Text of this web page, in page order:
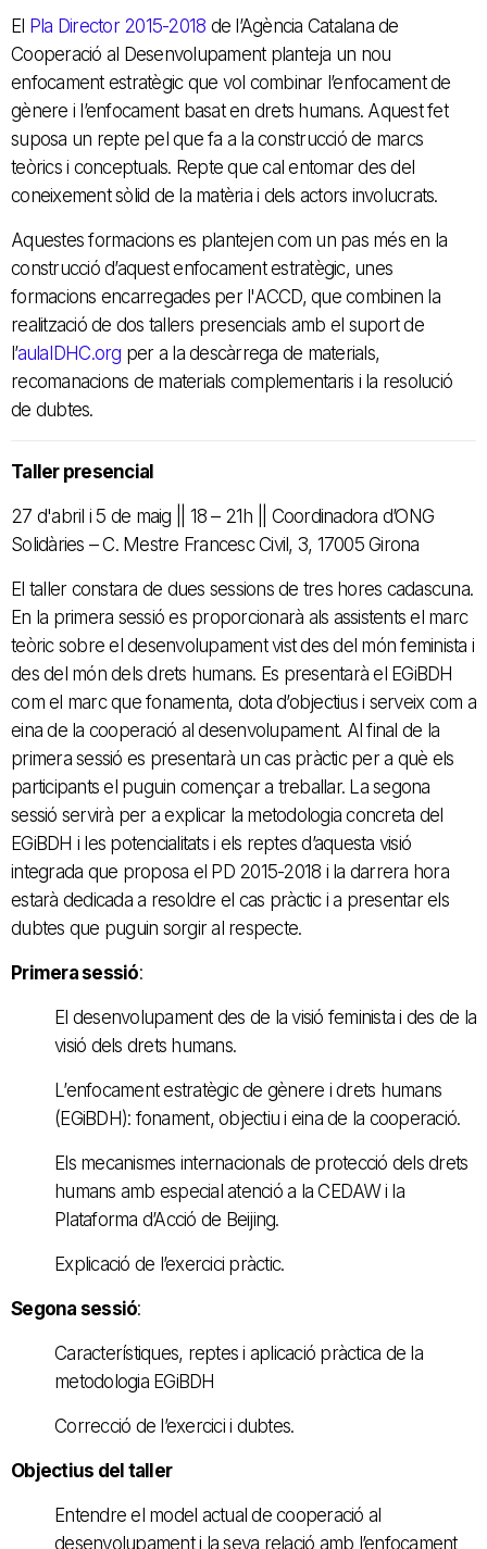
El Pla Director 2015-2018 de l’Agència Catalana de
Cooperació al Desenvolupament planteja un nou
enfocament estratègic que vol combinar l’enfocament de
gènere i l’enfocament basat en drets humans. Aquest fet
suposa un repte pel que fa a la construcció de marcs
teòrics i conceptuals. Repte que cal entomar des del
coneixement sòlid de la matèria i dels actors involucrats.
Aquestes formacions es plantejen com un pas més en la
construcció d’aquest enfocament estratègic, unes
formacions encarregades per l'ACCD, que combinen la
realització de dos tallers presencials amb el suport de
l’aulaIDHC.org per a la descàrrega de materials,
recomanacions de materials complementaris i la resolució
de dubtes.
Taller presencial
27 d'abril i 5 de maig || 18 – 21h || Coordinadora d’ONG
Solidàries – C. Mestre Francesc Civil, 3, 17005 Girona
El taller constara de dues sessions de tres hores cadascuna.
En la primera sessió es proporcionarà als assistents el marc
teòric sobre el desenvolupament vist des del món feminista i
des del món dels drets humans. Es presentarà el EGiBDH
com el marc que fonamenta, dota d’objectius i serveix com a
eina de la cooperació al desenvolupament. Al final de la
primera sessió es presentarà un cas pràctic per a què els
participants el puguin començar a treballar. La segona
sessió servirà per a explicar la metodologia concreta del
EGiBDH i les potencialitats i els reptes d’aquesta visió
integrada que proposa el PD 2015-2018 i la darrera hora
estarà dedicada a resoldre el cas pràctic i a presentar els
dubtes que puguin sorgir al respecte.
Primera sessió:
El desenvolupament des de la visió feminista i des de la
visió dels drets humans.
L’enfocament estratègic de gènere i drets humans
(EGiBDH): fonament, objectiu i eina de la cooperació.
Els mecanismes internacionals de protecció dels drets
humans amb especial atenció a la CEDAW i la
Plataforma d’Acció de Beijing.
Explicació de l’exercici pràctic.
Segona sessió:
Característiques, reptes i aplicació pràctica de la
metodologia EGiBDH
Correcció de l’exercici i dubtes.
Objectius del taller
Entendre el model actual de cooperació al
desenvolupament i la seva relació amb l’enfocament